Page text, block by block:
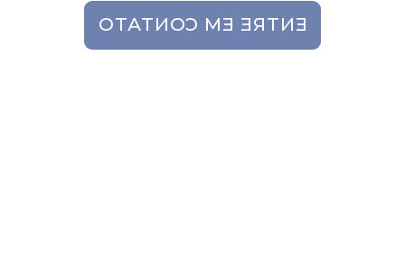
ENTRE EM CONTATO